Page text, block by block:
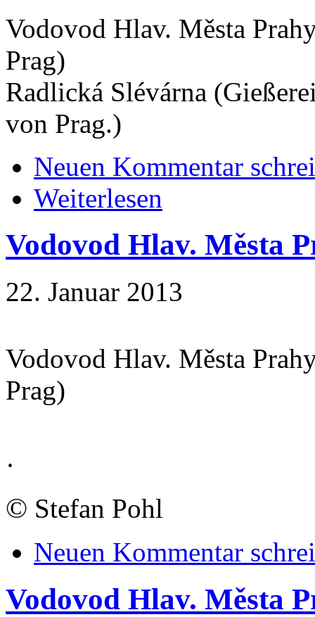
Vodovod Hlav. Města
Prag)
Radlická Slévárna
von Prag.)
Neuen Kommentar
Weiterlesen
Vodovod Hlav. Města
22. Januar 2013
Vodovod Hlav. Města
Prag)
·
© Stefan Pohl
Neuen Kommentar
Vodovod Hlav. Města